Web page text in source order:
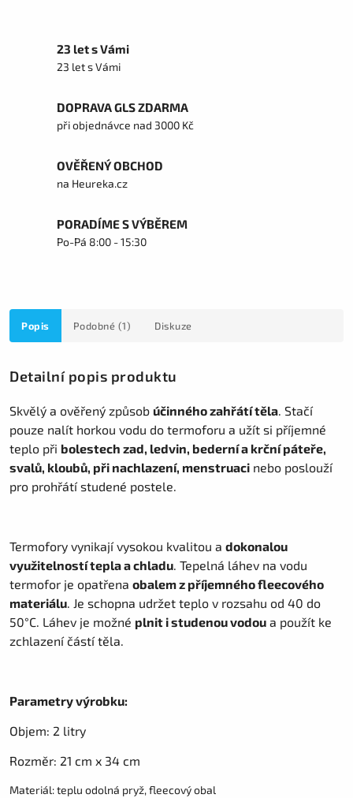
23 let s Vámi
23 let s Vámi
DOPRAVA GLS ZDARMA
při objednávce nad 3000 Kč
OVĚŘENÝ OBCHOD
na Heureka.cz
PORADÍME S VÝBĚREM
Po-Pá 8:00 - 15:30
Popis Podobné (1) Diskuze
Detailní popis produktu
Skvělý a ověřený způsob účinného zahřátí těla. Stačí
pouze nalít horkou vodu do termoforu a užít si příjemné
teplo při bolestech zad, ledvin, bederní a krční páteře,
svalů, kloubů, při nachlazení, menstruaci nebo poslouží
pro prohřátí studené postele.
Termofory vynikají vysokou kvalitou a dokonalou
využitelností tepla a chladu. Tepelná láhev na vodu
termofor je opatřena obalem z příjemného fleecového
materiálu. Je schopna udržet teplo v rozsahu od 40 do
50°C. Láhev je možné plnit i studenou vodou a použít ke
zchlazení částí těla.
Parametry výrobku:
Objem: 2 litry
Rozměr: 21 cm x 34 cm
Materiál: teplu odolná pryž, fleecový obal